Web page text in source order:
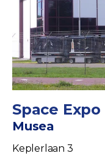
Space Expo
Musea
Keplerlaan 3